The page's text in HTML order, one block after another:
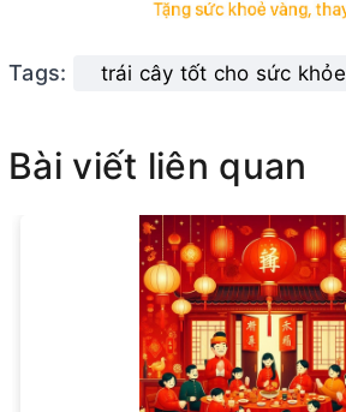
Tags: trái cây tốt cho sức khỏe
Bài viết liên quan